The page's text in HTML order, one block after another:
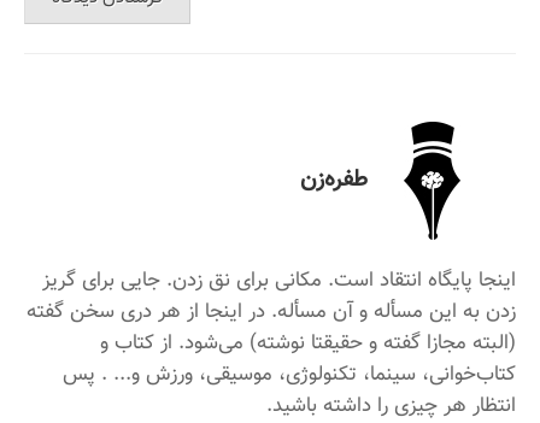
طفره‌زن
اینجا پایگاه انتقاد است. مکانی برای نق زدن. جایی برای گریز
زدن به این مسأله و آن مسأله. در اینجا از هر دری سخن گفته
(البته مجازا گفته و حقیقتا نوشته) می‌شود. از کتاب و
کتاب‌خوانی، سینما، تکنولوژی، موسیقی، ورزش و... . پس
انتظار هر چیزی را داشته باشید.